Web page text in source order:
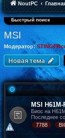
NoutPC
Быстрый поиск
MSI
Модератор:
Новая тема
MSI H61M-
Биос на
Последнее
7788